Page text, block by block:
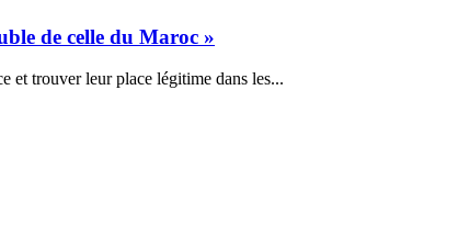
de celle du Maroc »
et trouver leur place légitime dans les...